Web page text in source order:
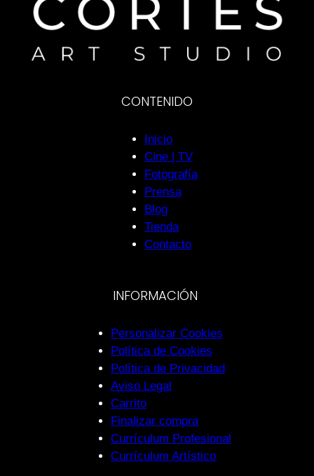
CONTENIDO
Inicio
Cine | TV
Fotografía
Prensa
Blog
Tienda
Contacto
INFORMACIÓN
Personalizar Cookies
Política de Cookies
Política de Privacidad
Aviso Legal
Carrito
Finalizar compra
Currículum Profesional
Currículum Artístico